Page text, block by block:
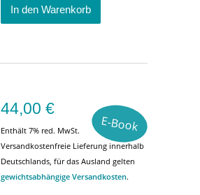
In den Warenkorb
E-Book
44,00 €
Enthält 7% red. MwSt.
Versandkostenfreie Lieferung innerhalb
Deutschlands, für das Ausland gelten
gewichtsabhängige Versandkosten.